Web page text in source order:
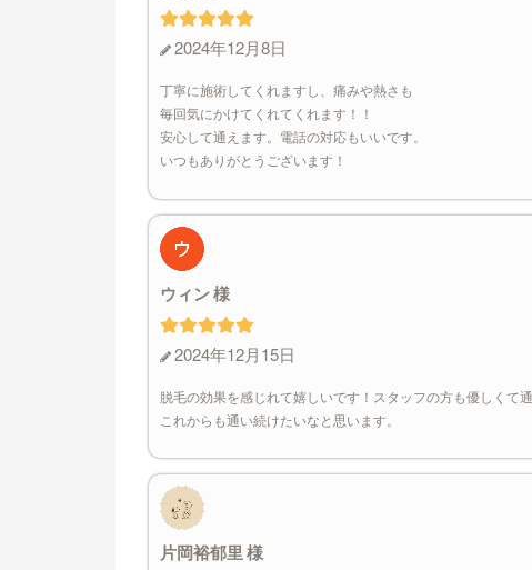
2024年12月8日
丁寧に施術してくれますし、痛みや熱さも
毎回気にかけてくれてくれます！！
安心して通えます。電話の対応もいいです。
いつもありがとうございます！
ウィン
2024年12月15日
脱毛の効果を感じれて嬉しいです！スタッフの方も優しくて
これからも通い続けたいなと思います。
片岡裕郁里